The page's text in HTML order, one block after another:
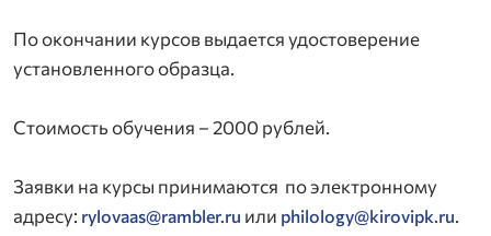
По окончании курсов выдается удостоверение
установленного образца.
Стоимость обучения – 2000 рублей.
Заявки на курсы принимаются по электронному
адресу: rylovaas@rambler.ru или philology@kirovipk.ru.